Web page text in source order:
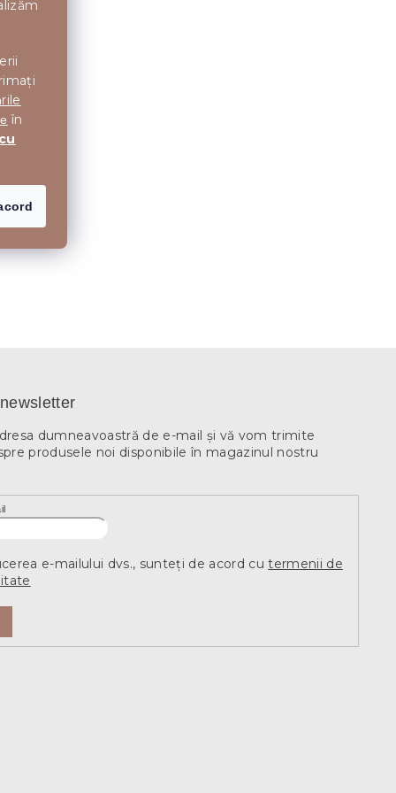
în
dumneavoastră de e-mail şi vă vom trimite
produsele noi disponibile în magazinul nostru
e-mailului dvs., sunteți de acord cutermenii de